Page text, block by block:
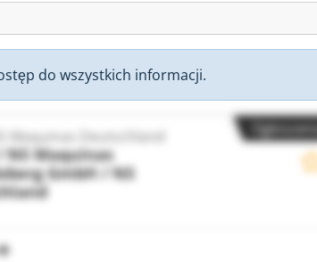
do wszystkich informacji.
Ogłoszenia
Maquinas Deutschland
NS Maquinas
GmbH / NS